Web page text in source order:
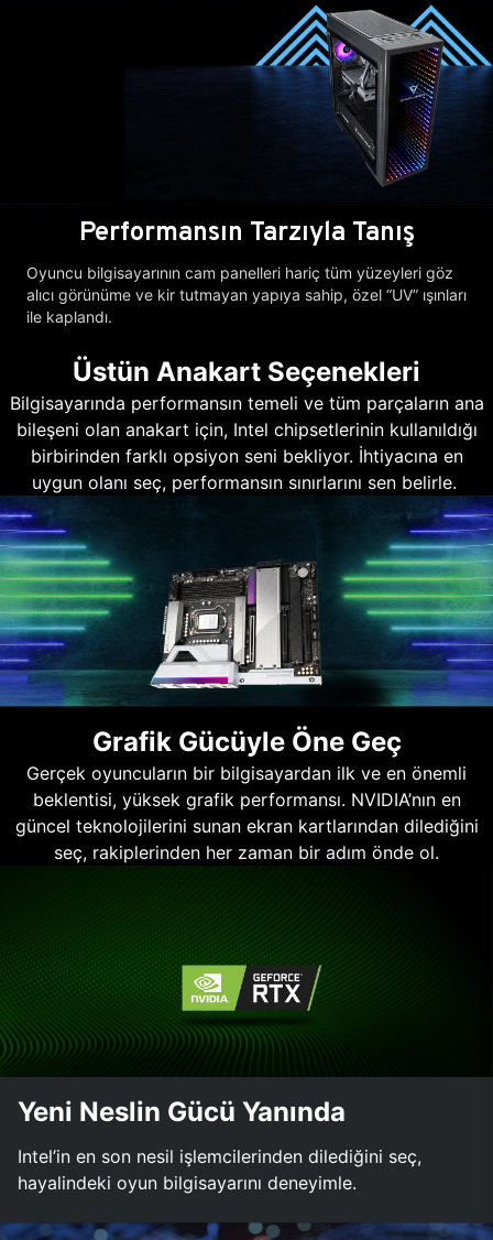
Performansın Tarzıyla Tanış
Oyuncu bilgisayarının cam panelleri hariç tüm yüzeyleri göz
alıcı görünüme ve kir tutmayan yapıya sahip, özel “UV” ışınları
ile kaplandı.
Üstün Anakart Seçenekleri
Bilgisayarında performansın temeli ve tüm parçaların ana
bileşeni olan anakart için, Intel chipsetlerinin kullanıldığı
birbirinden farklı opsiyon seni bekliyor. İhtiyacına en
uygun olanı seç, performansın sınırlarını sen belirle.
Grafik Gücüyle Öne Geç
Gerçek oyuncuların bir bilgisayardan ilk ve en önemli
beklentisi, yüksek grafik performansı. NVIDIA’nın en
güncel teknolojilerini sunan ekran kartlarından dilediğini
seç, rakiplerinden her zaman bir adım önde ol.
Yeni Neslin Gücü Yanında
Intel’in en son nesil işlemcilerinden dilediğini seç,
hayalindeki oyun bilgisayarını deneyimle.